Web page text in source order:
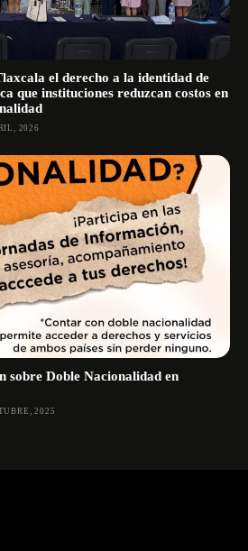
el derecho a la identidad de
que instituciones reduzcan costos en
2026
sobre Doble Nacionalidad en
2025